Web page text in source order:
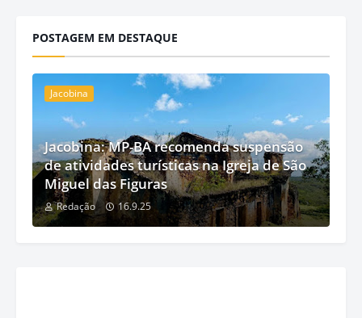
POSTAGEM EM DESTAQUE
Jacobina
Jacobina: MP-BA recomenda suspensão
de atividades turísticas na Igreja de São
Miguel das Figuras
Redação 16.9.25